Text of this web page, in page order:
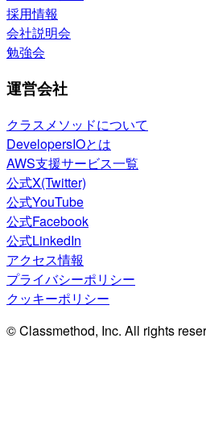
採用情報
会社説明会
勉強会
運営会社
クラスメソッドについて
DevelopersIOとは
AWS支援サービス一覧
公式X(Twitter)
公式YouTube
公式Facebook
公式LinkedIn
アクセス情報
プライバシーポリシー
クッキーポリシー
© Classmethod, Inc. All rights